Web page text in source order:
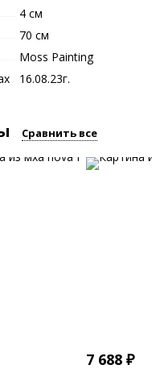
4 см
70 см
Moss Painting
16.08.23г.
Сравнить все
7 688 ₽